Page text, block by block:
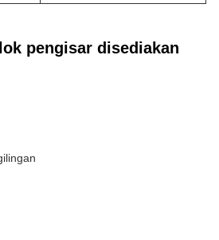
pengisar disediakan